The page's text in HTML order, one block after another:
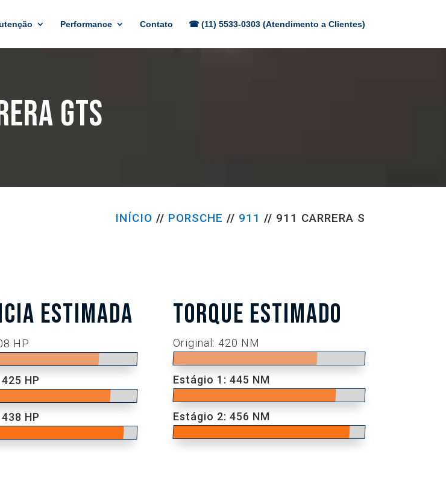
Performance Contato ☎ (11) 5533-0303 (Atendimento a Clientes)
GTS
INÍCIO // PORSCHE // 911 // 911 CARRERA S
ESTIMADA
HP
HP
HP
TORQUE ESTIMADO
Original: 420 NM
Estágio 1: 445 NM
Estágio 2: 456 NM